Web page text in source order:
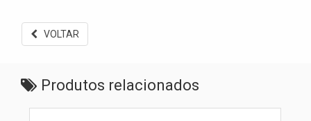
VOLTAR
Produtos relacionados